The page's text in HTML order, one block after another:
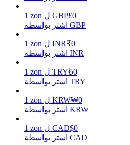
احصل على مكافآت تنافسية يوميًا
1 zon ل GBP£0
اشتر بواسطة GBP
1 zon ل INR₹0
اشتر بواسطة INR
1 zon ل TRY₺0
اشتر بواسطة TRY
1 zon ل KRW₩0
اشتر بواسطة KRW
1 zon ل CAD$0
اشتر بواسطة CAD